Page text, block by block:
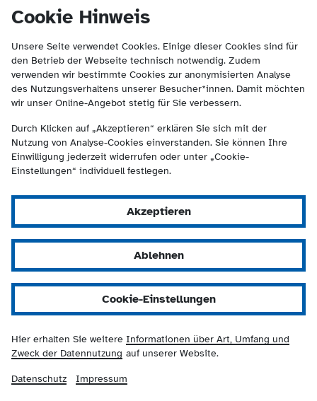
Cookie Hinweis
Unsere Seite verwendet Cookies. Einige dieser Cookies sind für
den Betrieb der Webseite technisch notwendig. Zudem
verwenden wir bestimmte Cookies zur anonymisierten Analyse
des Nutzungsverhaltens unserer Besucher*innen. Damit möchten
wir unser Online-Angebot stetig für Sie verbessern.
Durch Klicken auf „Akzeptieren“ erklären Sie sich mit der
Nutzung von Analyse-Cookies einverstanden. Sie können Ihre
Einwilligung jederzeit widerrufen oder unter „Cookie-
Einstellungen“ individuell festlegen.
Akzeptieren
Ablehnen
Cookie-Einstellungen
Hier erhalten Sie weitere Informationen über Art, Umfang und
Zweck der Datennutzung auf unserer Website.
Datenschutz Impressum
springen
(Kontakt und Suche) springen.